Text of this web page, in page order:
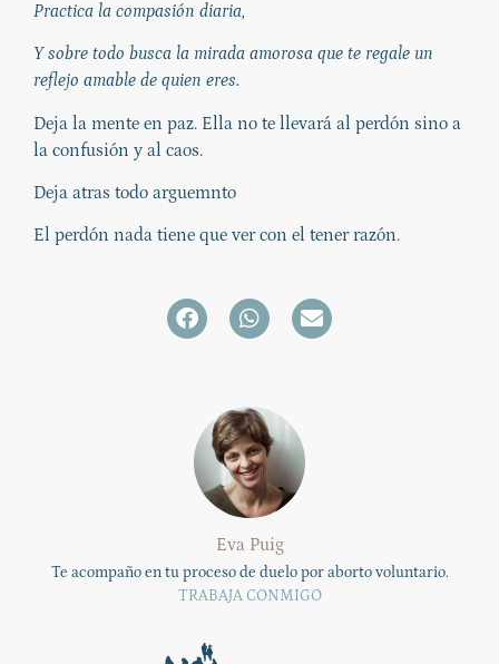
Practica la compasión diaria,
Y sobre todo busca la mirada amorosa que te regale un
reflejo amable de quien eres.
Deja la mente en paz. Ella no te llevará al perdón sino a
la confusión y al caos.
Deja atras todo arguemnto
El perdón nada tiene que ver con el tener razón.
Eva Puig
Te acompaño en tu proceso de duelo por aborto voluntario.
TRABAJA CONMIGO